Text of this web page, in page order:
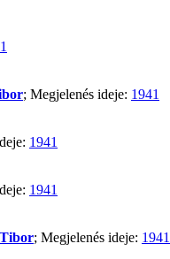
; Megjelenés ideje: 1941
1941
1941
; Megjelenés ideje: 1941